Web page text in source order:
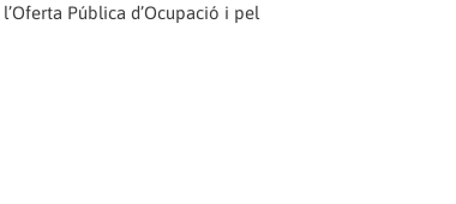
Pública d’Ocupació i pel